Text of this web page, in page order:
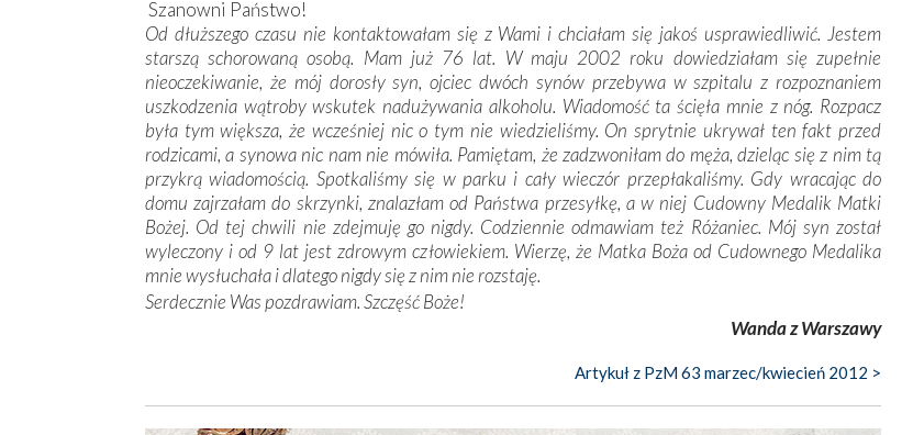
Szanowni Państwo!
Od dłuższego czasu nie kontaktowałam się z Wami i chciałam się jakoś usprawiedliwić. Jestem
starszą schorowaną osobą. Mam już 76 lat. W maju 2002 roku dowiedziałam się zupełnie
nieoczekiwanie, że mój dorosły syn, ojciec dwóch synów przebywa w szpitalu z rozpoznaniem
uszkodzenia wątroby wskutek nadużywania alkoholu. Wiadomość ta ścięła mnie z nóg. Rozpacz
była tym większa, że wcześniej nic o tym nie wiedzieliśmy. On sprytnie ukrywał ten fakt przed
rodzicami, a synowa nic nam nie mówiła. Pamiętam, że zadzwoniłam do męża, dzieląc się z nim tą
przykrą wiadomością. Spotkaliśmy się w parku i cały wieczór przepłakaliśmy. Gdy wracając do
domu zajrzałam do skrzynki, znalazłam od Państwa przesyłkę, a w niej Cudowny Medalik Matki
Bożej. Od tej chwili nie zdejmuję go nigdy. Codziennie odmawiam też Różaniec. Mój syn został
wyleczony i od 9 lat jest zdrowym człowiekiem. Wierzę, że Matka Boża od Cudownego Medalika
mnie wysłuchała i dlatego nigdy się z nim nie rozstaję.
Serdecznie Was pozdrawiam. Szczęść Boże!
Wanda z Warszawy
Artykuł z PzM 63 marzec/kwiecień 2012 >